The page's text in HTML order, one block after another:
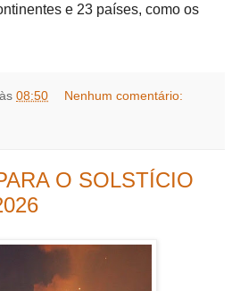
e 23 países, como os
às 08:50 Nenhum comentário:
O SOLSTÍCIO